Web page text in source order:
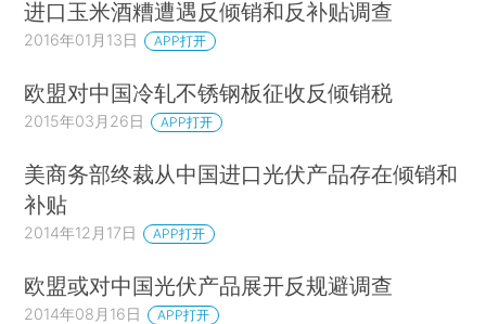
进口玉米酒糟遭遇反倾销和反补贴调查
2016年01月13日 APP打开
欧盟对中国冷轧不锈钢板征收反倾销税
2015年03月26日 APP打开
美商务部终裁从中国进口光伏产品存在倾销和
补贴
2014年12月17日 APP打开
欧盟或对中国光伏产品展开反规避调查
2014年08月16日 APP打开